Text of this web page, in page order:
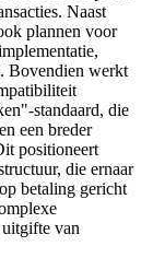
Naast
plannen voor
Bovendien werkt
standaard, die
een breder
positioneert
die ernaar
betaling gericht
uitgifte van